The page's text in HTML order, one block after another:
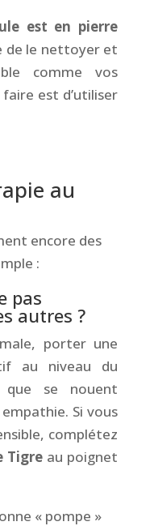
est en pierre
de le nettoyer et
comme vos
est d’utiliser
au
encore des
:
pas
autres ?
porter une
au niveau du
que se nouent
Si vous
complétez
Tigre au poignet
« pompe »